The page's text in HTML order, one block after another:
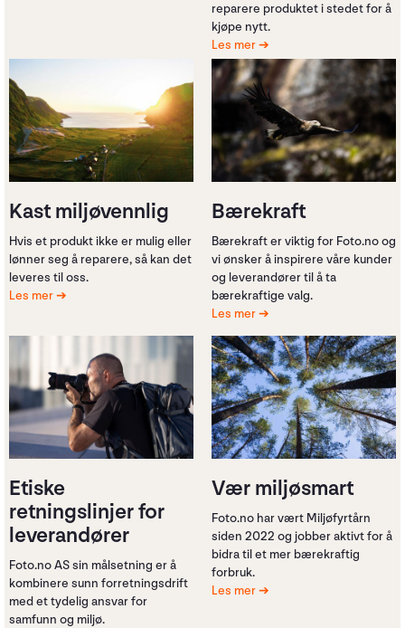
reparere produktet i stedet for å
kjøpe nytt.
Les mer
Kast miljøvennlig
Hvis et produkt ikke er mulig eller
lønner seg å reparere, så kan det
leveres til oss.
Les mer
Bærekraft
Bærekraft er viktig for Foto.no og
vi ønsker å inspirere våre kunder
og leverandører til å ta
bærekraftige valg.
Les mer
Etiske
retningslinjer for
leverandører
Foto.no AS sin målsetning er å
kombinere sunn forretningsdrift
med et tydelig ansvar for
samfunn og miljø.
Vær miljøsmart
Foto.no har vært Miljøfyrtårn
siden 2022 og jobber aktivt for å
bidra til et mer bærekraftig
forbruk.
Les mer